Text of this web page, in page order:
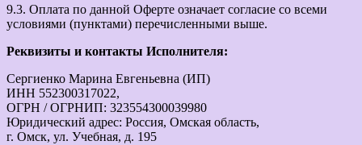
9.3. Оплата по данной Оферте означает согласие со всеми
условиями (пунктами) перечисленными выше.
Реквизиты и контакты Исполнителя:
Сергиенко Марина Евгеньевна (ИП)
ИНН 552300317022,
ОГРН / ОГРНИП: 323554300039980
Юридический адрес: Россия, Омская область,
г. Омск, ул. Учебная, д. 195